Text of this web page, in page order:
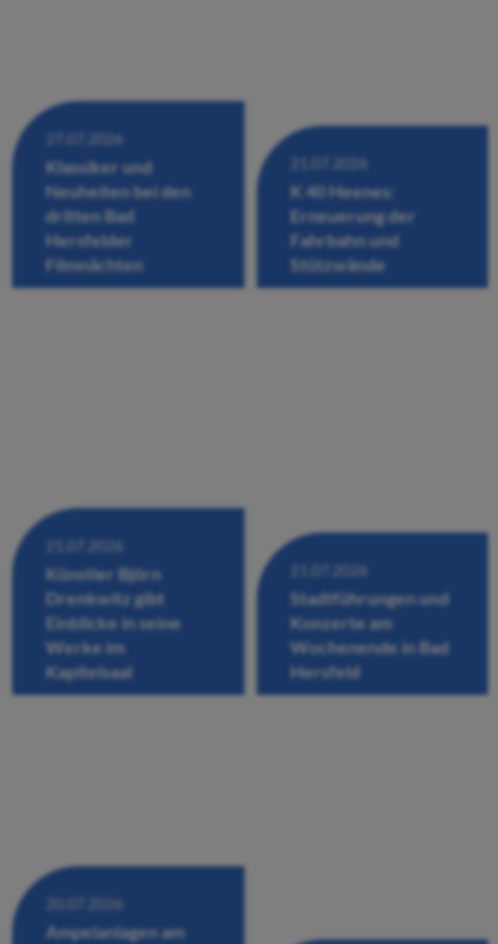
27.07.2026
Klassiker und
Neuheiten bei den
dritten Bad
Hersfelder
Filmnächten
21.07.2026
K 40 Heenes:
Erneuerung der
Fahrbahn und
Stützwände
21.07.2026
Künstler Björn
Drenkwitz gibt
Einblicke in seine
Werke im
Kapitelsaal
21.07.2026
Stadtführungen und
Konzerte am
Wochenende in Bad
Hersfeld
20.07.2026
Ampelanlagen am